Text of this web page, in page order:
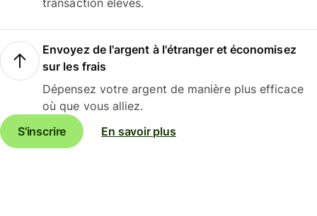
transaction élevés.
Envoyez de l'argent à l'étranger et économisez
sur les frais
Dépensez votre argent de manière plus efficace
où que vous alliez.
S'inscrire
En savoir plus